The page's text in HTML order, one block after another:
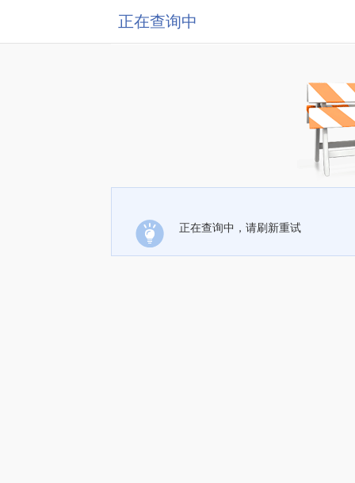
正在查询中
正在查询中，请刷新重试